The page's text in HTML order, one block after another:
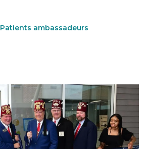
Patients ambassadeurs